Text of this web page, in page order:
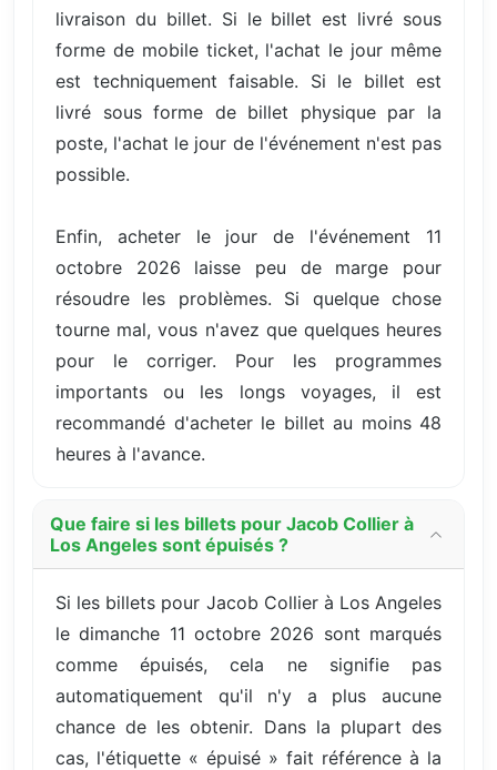
livraison du billet. Si le billet est livré sous
forme de mobile ticket, l'achat le jour même
est techniquement faisable. Si le billet est
livré sous forme de billet physique par la
poste, l'achat le jour de l'événement n'est pas
possible.
Enfin, acheter le jour de l'événement 11
octobre 2026 laisse peu de marge pour
résoudre les problèmes. Si quelque chose
tourne mal, vous n'avez que quelques heures
pour le corriger. Pour les programmes
importants ou les longs voyages, il est
recommandé d'acheter le billet au moins 48
heures à l'avance.
Que faire si les billets pour Jacob Collier à
Los Angeles sont épuisés ?
Si les billets pour Jacob Collier à Los Angeles
le dimanche 11 octobre 2026 sont marqués
comme épuisés, cela ne signifie pas
automatiquement qu'il n'y a plus aucune
chance de les obtenir. Dans la plupart des
cas, l'étiquette « épuisé » fait référence à la